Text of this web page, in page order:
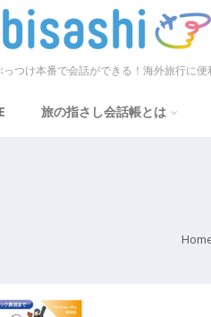
つけ本番で会話ができる！海外旅行に便
旅の指さし会話帳とは